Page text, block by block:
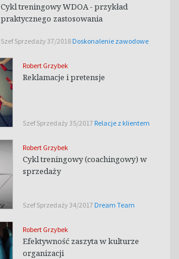
Cykl treningowy WDOA - przykład
praktycznego zastosowania
Szef Sprzedaży 37/2018 Doskonalenie zawodowe
Robert Grzybek
Reklamacje i pretensje
Szef Sprzedaży 35/2017 Relacje z klientem
Robert Grzybek
Cykl treningowy (coachingowy) w
sprzedaży
Szef Sprzedaży 34/2017 Dream Team
Robert Grzybek
Efektywność zaszyta w kulturze
organizacji